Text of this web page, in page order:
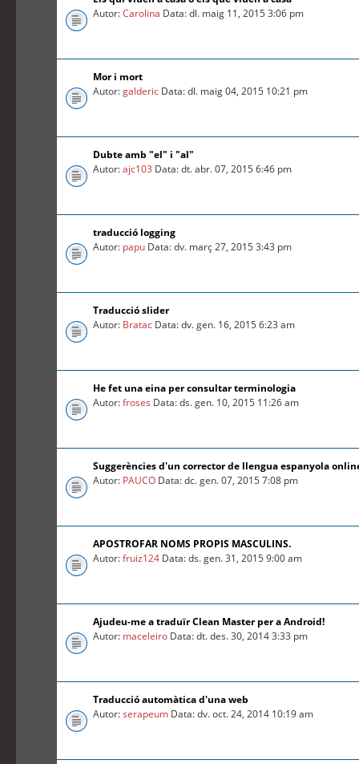
Autor:Carolina Data: dl. maig 11, 2015 3:06 pm
Mor i mort
Autor:galderic Data: dl. maig 04, 2015 10:21 pm
Dubte amb "el" i "al"
Autor:ajc103 Data: dt. abr. 07, 2015 6:46 pm
traducció logging
Autor: papu Data: dv. març 27, 2015 3:43 pm
Traducció slider
Autor: Bratac Data: dv. gen. 16, 2015 6:23 am
He fet una eina per consultar terminologia
Autor:froses Data: ds. gen. 10, 2015 11:26 am
Suggerències d'un corrector de llengua espanyola
Autor: PAUCO Data: dc. gen. 07, 2015 7:08 pm
APOSTROFAR NOMS PROPIS MASCULINS.
Autor:fruiz124 Data: ds. gen. 31, 2015 9:00 am
Ajudeu-me a traduïr Clean Master per a Android!
Autor: maceleiro Data: dt. des. 30, 2014 3:33 pm
Traducció automàtica d'una web
Autor:serapeum Data: dv. oct. 24, 2014 10:19 am